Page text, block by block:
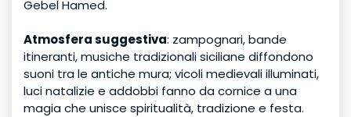
Gebel Hamed.
Atmosfera suggestiva: zampognari, bande
itineranti, musiche tradizionali siciliane diffondono
suoni tra le antiche mura; vicoli medievali illuminati,
luci natalizie e addobbi fanno da cornice a una
magia che unisce spiritualità, tradizione e festa.